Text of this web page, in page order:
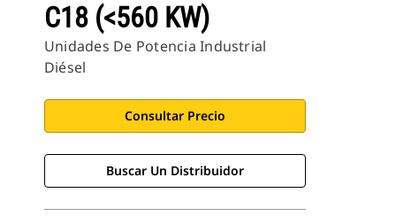
C18 (<560 KW)
Unidades De Potencia Industrial
Diésel
Consultar Precio
Buscar Un Distribuidor